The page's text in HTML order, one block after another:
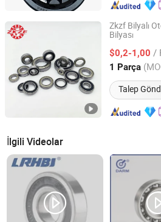
Zkzf Bilyalı
Bilyası
$0,2-1,00 /
1 Parça
Talep
Qingdao Changyue Trading Co., Ltd.
Shandong, China
İlgili Videolar